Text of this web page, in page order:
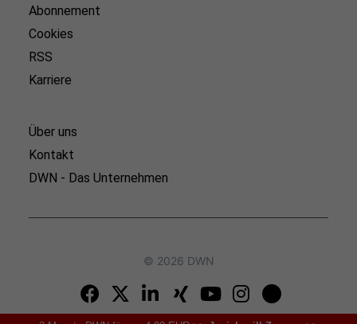
Abonnement
Cookies
RSS
Karriere
Über uns
Kontakt
DWN - Das Unternehmen
© 2026 DWN